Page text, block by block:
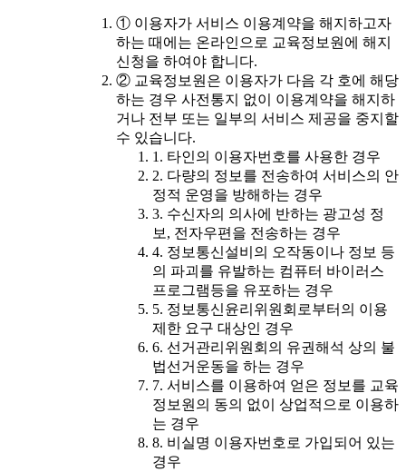
① 이용자가 서비스 이용계약을 해지하고자
하는 때에는 온라인으로 교육정보원에 해지
신청을 하여야 합니다.
② 교육정보원은 이용자가 다음 각 호에 해당
하는 경우 사전통지 없이 이용계약을 해지하
거나 전부 또는 일부의 서비스 제공을 중지할
수 있습니다.
1. 타인의 이용자번호를 사용한 경우
2. 다량의 정보를 전송하여 서비스의 안
정적 운영을 방해하는 경우
3. 수신자의 의사에 반하는 광고성 정
보, 전자우편을 전송하는 경우
4. 정보통신설비의 오작동이나 정보 등
의 파괴를 유발하는 컴퓨터 바이러스
프로그램등을 유포하는 경우
5. 정보통신윤리위원회로부터의 이용
제한 요구 대상인 경우
6. 선거관리위원회의 유권해석 상의 불
법선거운동을 하는 경우
7. 서비스를 이용하여 얻은 정보를 교육
정보원의 동의 없이 상업적으로 이용하
는 경우
8. 비실명 이용자번호로 가입되어 있는
경우